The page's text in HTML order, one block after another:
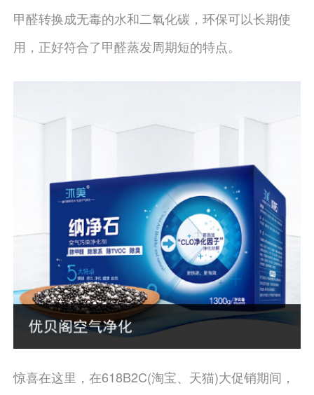
甲醛转换成无毒的水和二氧化碳，环保可以长期使
用，正好符合了甲醛蒸发周期短的特点。
惊喜在这里，在618B2C(淘宝、天猫)大促销期间，